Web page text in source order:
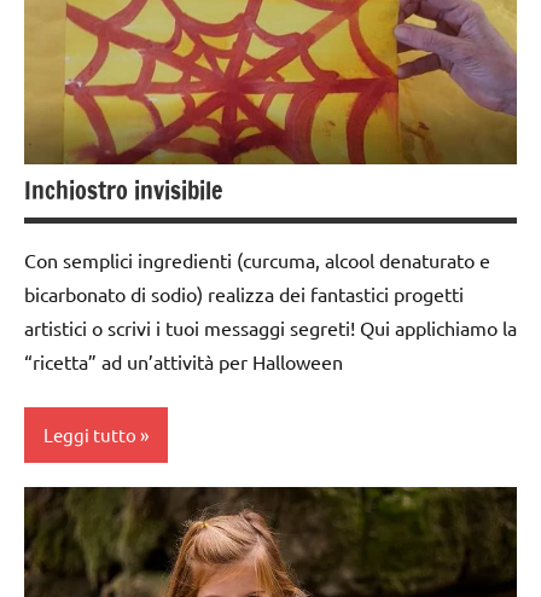
scienze:
fisica e
chimica
TUTTI GLI
ARGOMENTI
PER ETA'
ARTICOLI
da 0
anni
3 ai
6
dai
FESTE
DELL'ANNO
giochi
carta
Inchiostro invisibile
Con semplici ingredienti (curcuma, alcool denaturato e
bicarbonato di sodio) realizza dei fantastici progetti
artistici o scrivi i tuoi messaggi segreti! Qui applichiamo la
“ricetta” ad un’attività per Halloween
Leggi tutto
ARTE
IMMAGINE
da 0